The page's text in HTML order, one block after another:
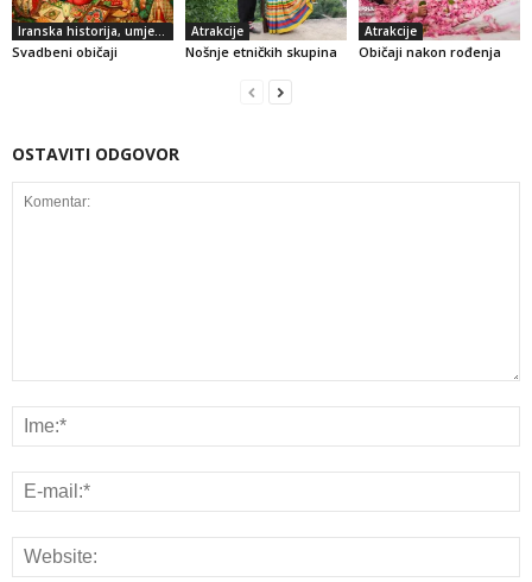
Svadbeni običaji
Atrakcije
Nošnje etničkih skupina
Atrakcije
Običaji nakon rođenja
OSTAVITI ODGOVOR